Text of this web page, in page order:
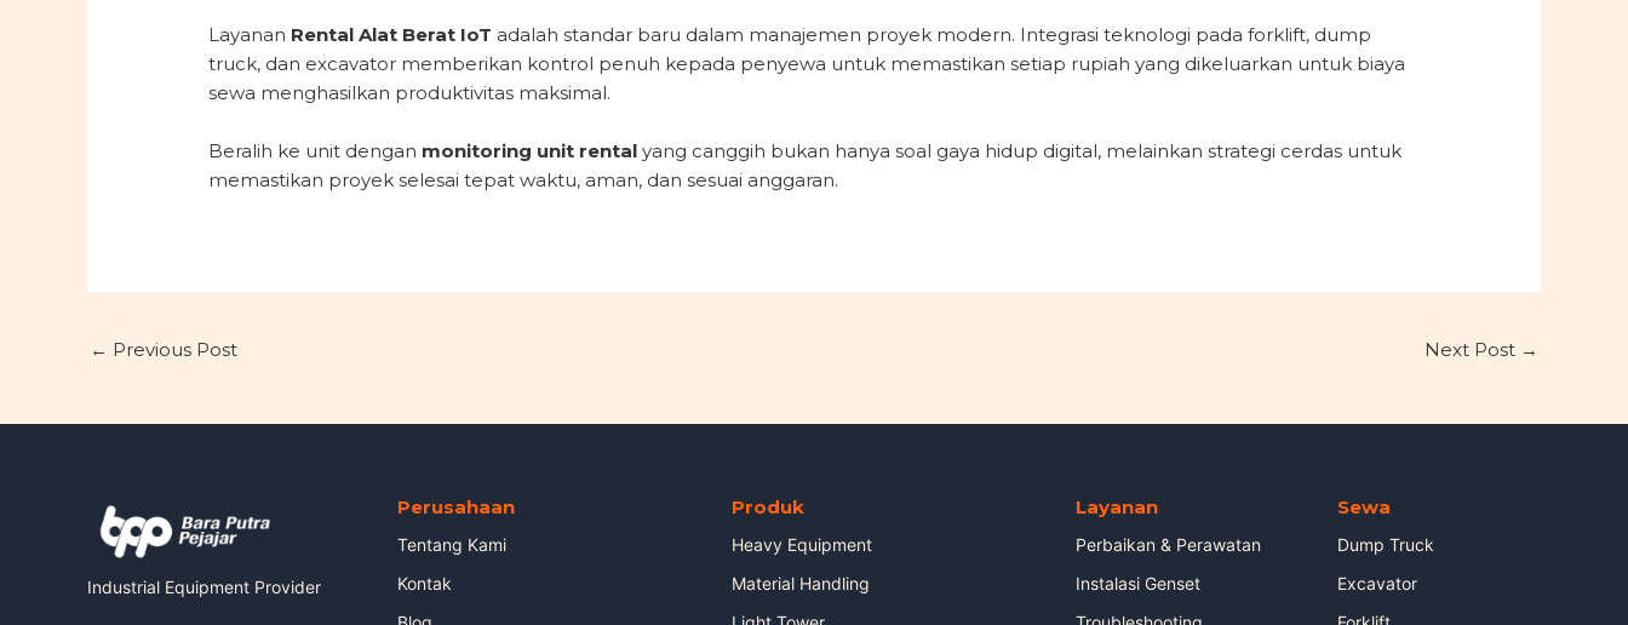
Layanan Rental Alat Berat IoT adalah standar baru dalam manajemen proyek modern. Integrasi teknologi pada forklift, dump
truck, dan excavator memberikan kontrol penuh kepada penyewa untuk memastikan setiap rupiah yang dikeluarkan untuk biaya
sewa menghasilkan produktivitas maksimal.
Beralih ke unit dengan monitoring unit rental yang canggih bukan hanya soal gaya hidup digital, melainkan strategi cerdas untuk
memastikan proyek selesai tepat waktu, aman, dan sesuai anggaran.
← Previous Post Next Post →
Industrial Equipment Provider
Perusahaan
Tentang Kami
Kontak
Produk
Heavy Equipment
Material Handling
Layanan
Perbaikan & Perawatan
Instalasi Genset
Sewa
Dump Truck
Excavator